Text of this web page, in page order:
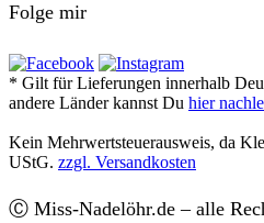
Folge mir
* Gilt für Lieferungen innerhalb
andere Länder kannst Du hier
Kein Mehrwertsteuerausweis, da
UStG. zzgl. Versandkosten
Ⓒ Miss-Nadelöhr.de – alle